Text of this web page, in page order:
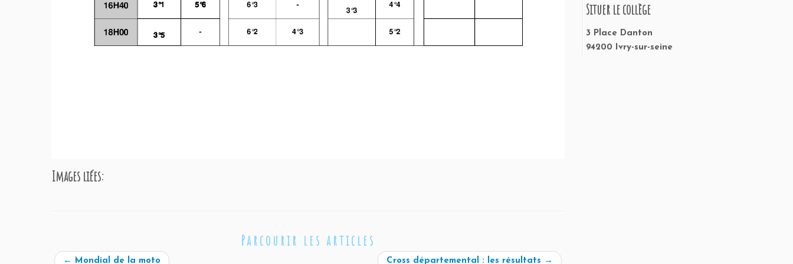
Images liées:
Parcourir les articles
← Mondial de la moto Cross départemental : les résultats →
Situer le collège
3 Place Danton
94200 Ivry-sur-seine